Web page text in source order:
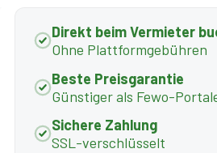
Direkt beim Vermieter
Ohne Plattformgebühren
Beste Preisgarantie
Günstiger als Fewo-
Sichere Zahlung
SSL-verschlüsselt